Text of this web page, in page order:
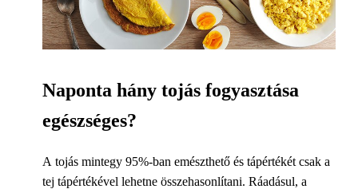
Naponta hány tojás fogyasztása
egészséges?
A tojás mintegy 95%-ban emészthető és tápértékét csak a
tej tápértékével lehetne összehasonlítani. Ráadásul, a